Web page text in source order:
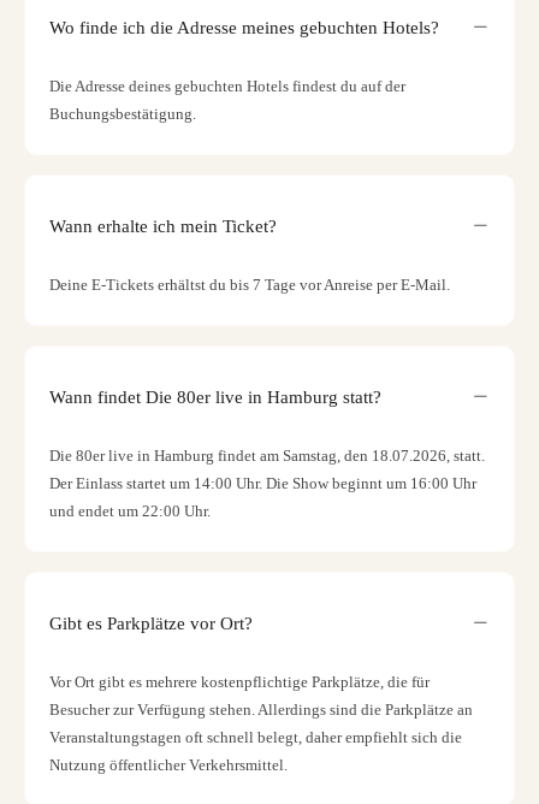
Wo finde ich die Adresse meines gebuchten Hotels?
Die Adresse deines gebuchten Hotels findest du auf der
Buchungsbestätigung.
Wann erhalte ich mein Ticket?
Deine E-Tickets erhältst du bis 7 Tage vor Anreise per E-Mail.
Wann findet Die 80er live in Hamburg statt?
Die 80er live in Hamburg findet am Samstag, den 18.07.2026, statt.
Der Einlass startet um 14:00 Uhr. Die Show beginnt um 16:00 Uhr
und endet um 22:00 Uhr.
Gibt es Parkplätze vor Ort?
Vor Ort gibt es mehrere kostenpflichtige Parkplätze, die für
Besucher zur Verfügung stehen. Allerdings sind die Parkplätze an
Veranstaltungstagen oft schnell belegt, daher empfiehlt sich die
Nutzung öffentlicher Verkehrsmittel.